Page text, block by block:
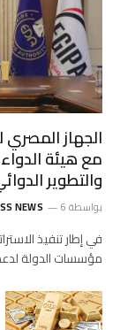
الجهاز
مع هيئة الدواء
والتطوير
بواسطة NEWS 6 أغسطس، 2026
في إطار تنفيذ
مؤسسات الدولة